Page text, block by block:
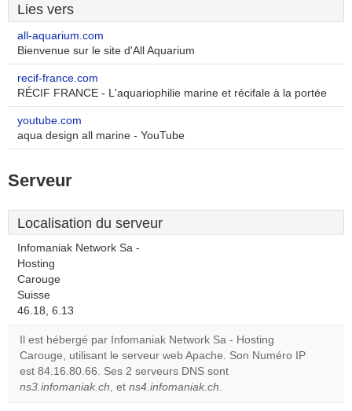
Lies vers
all-aquarium.com
Bienvenue sur le site d'All Aquarium
recif-france.com
RÉCIF FRANCE - L'aquariophilie marine et récifale à la portée
youtube.com
aqua design all marine - YouTube
Serveur
Localisation du serveur
Infomaniak Network Sa -
Hosting
Carouge
Suisse
46.18, 6.13
Il est hébergé par Infomaniak Network Sa - Hosting
Carouge, utilisant le serveur web Apache. Son Numéro IP
est 84.16.80.66. Ses 2 serveurs DNS sont
ns3.infomaniak.ch, et ns4.infomaniak.ch.